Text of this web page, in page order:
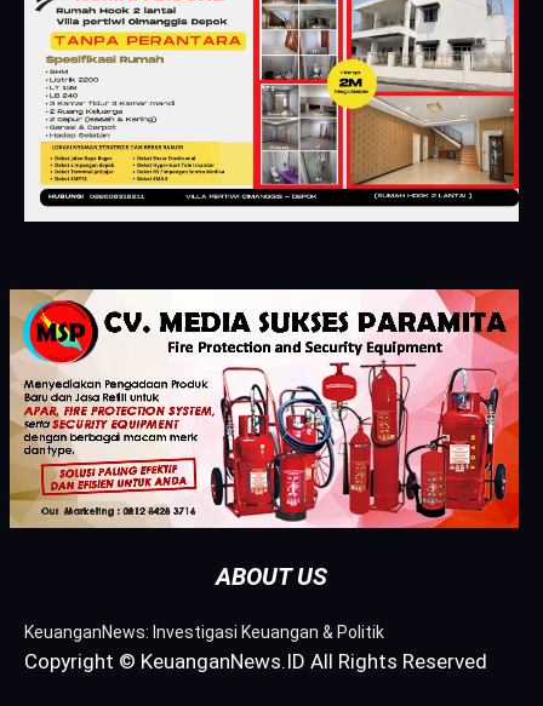
ABOUT US
KeuanganNews: Investigasi Keuangan & Politik
Copyright © KeuanganNews.ID All Rights Reserved